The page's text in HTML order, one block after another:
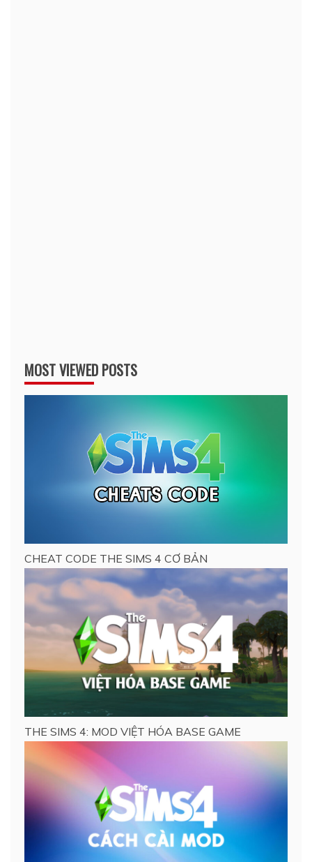
MOST VIEWED POSTS
CHEAT CODE THE SIMS 4 CƠ BẢN
THE SIMS 4: MOD VIỆT HÓA BASE GAME